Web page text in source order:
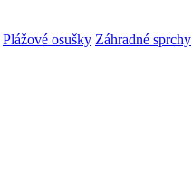
Plážové osušky Záhradné sprchy